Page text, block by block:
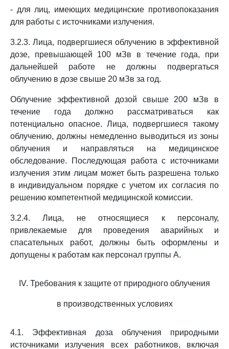
- для лиц, имеющих медицинские противопоказания
для работы с источниками излучения.
3.2.3. Лица, подвергшиеся облучению в эффективной
дозе, превышающей 100 мЗв в течение года, при
дальнейшей работе не должны подвергаться
облучению в дозе свыше 20 мЗв за год.
Облучение эффективной дозой свыше 200 мЗв в
течение года должно рассматриваться как
потенциально опасное. Лица, подвергшиеся такому
облучению, должны немедленно выводиться из зоны
облучения и направляться на медицинское
обследование. Последующая работа с источниками
излучения этим лицам может быть разрешена только
в индивидуальном порядке с учетом их согласия по
решению компетентной медицинской комиссии.
3.2.4. Лица, не относящиеся к персоналу,
привлекаемые для проведения аварийных и
спасательных работ, должны быть оформлены и
допущены к работам как персонал группы А.
IV. Требования к защите от природного облучения
в производственных условиях
4.1. Эффективная доза облучения природными
источниками излучения всех работников, включая